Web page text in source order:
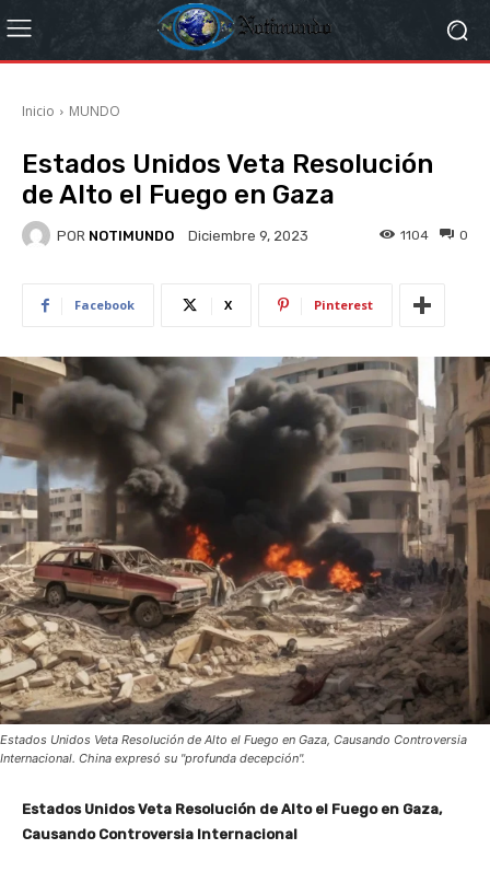
Inicio MUNDO
Estados Unidos Veta Resolución
de Alto el Fuego en Gaza
POR NOTIMUNDO Diciembre 9, 2023 0
1104
Facebook X Pinterest
Estados Unidos Veta Resolución de Alto el Fuego en Gaza, Causando Controversia
Internacional. China expresó su "profunda decepción".
Estados Unidos Veta Resolución de Alto el Fuego en Gaza,
Causando Controversia Internacional